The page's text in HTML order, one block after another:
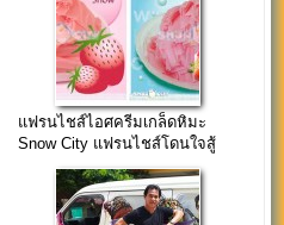
แฟรนไชส์ไอศครีมเกล็ดหิมะ
Snow City แฟรนไชส์โดนใจสู้